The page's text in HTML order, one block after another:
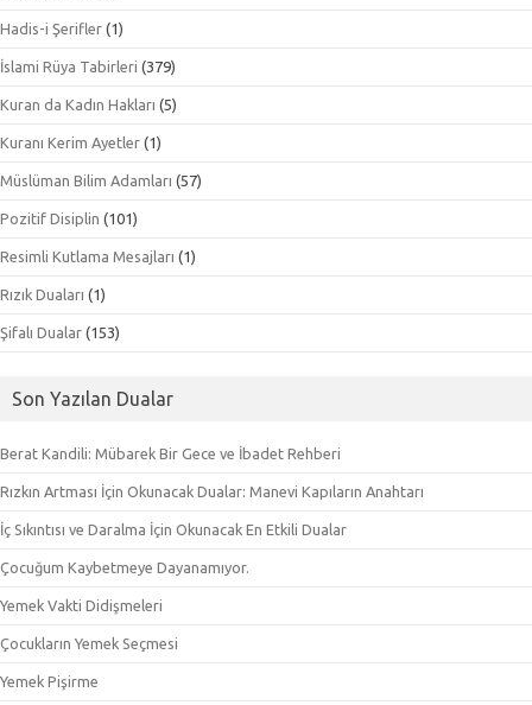
Hadis-i Şerifler (1)
İslami Rüya Tabirleri (379)
Kuran da Kadın Hakları (5)
Kuranı Kerim Ayetler (1)
Müslüman Bilim Adamları (57)
Pozitif Disiplin (101)
Resimli Kutlama Mesajları (1)
Rızık Duaları (1)
Şifalı Dualar (153)
Son Yazılan Dualar
Berat Kandili: Mübarek Bir Gece ve İbadet Rehberi
Rızkın Artması İçin Okunacak Dualar: Manevi Kapıların Anahtarı
İç Sıkıntısı ve Daralma İçin Okunacak En Etkili Dualar
Çocuğum Kaybetmeye Dayanamıyor.
Yemek Vakti Didişmeleri
Çocukların Yemek Seçmesi
Yemek Pişirme